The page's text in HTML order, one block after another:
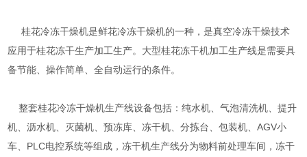
桂花冷冻干燥机是鲜花冷冻干燥机的一种，是真空冷冻干燥技术
应用于桂花冻干生产加工生产。大型桂花冻干机加工生产线是需要具
备节能、操作简单、全自动运行的条件。
整套桂花冷冻干燥机生产线设备包括：纯水机、气泡清洗机、提升
机、沥水机、灭菌机、预冻库、冻干机、分拣台、包装机、AGV小
车、PLC电控系统等组成，冻干机生产线分为物料前处理车间，冻干